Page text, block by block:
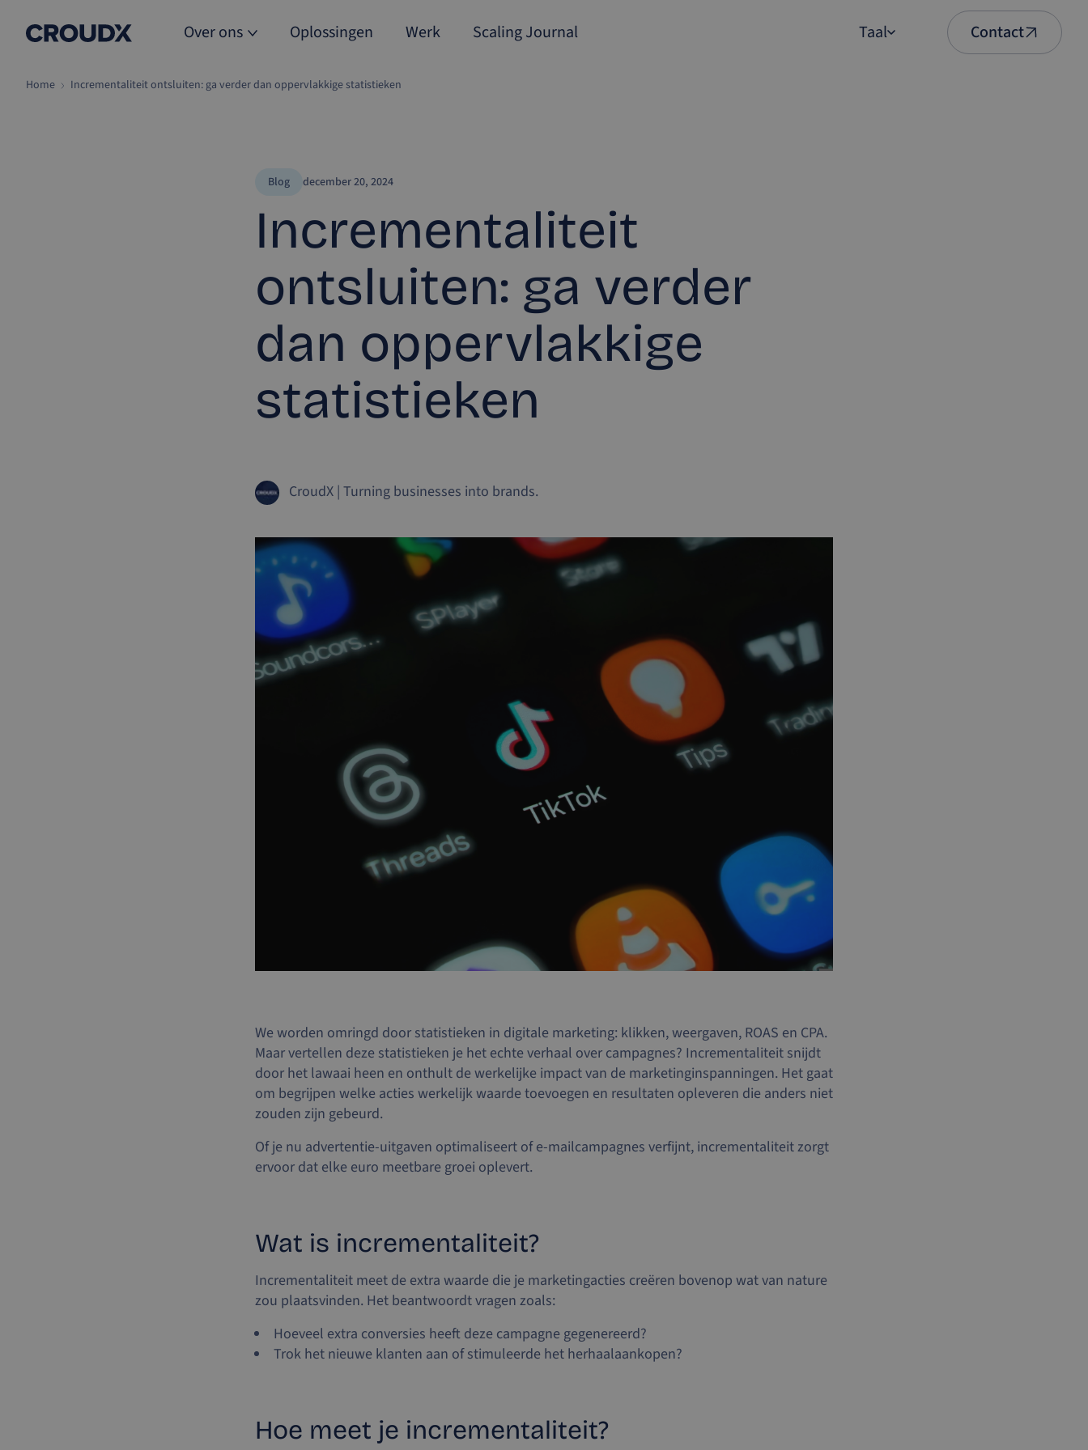
Over ons Oplossingen Werk Scaling Journal Taal Contact
Home Incrementaliteit ontsluiten: ga verder dan oppervlakkige statistieken
Blog december 20, 2024
Incrementaliteit
ontsluiten: ga verder
dan oppervlakkige
statistieken
CroudX | Turning businesses into brands.
We worden omringd door statistieken in digitale marketing: klikken, weergaven, ROAS en CPA.
Maar vertellen deze statistieken je het echte verhaal over campagnes? Incrementaliteit snijdt
door het lawaai heen en onthult de werkelijke impact van de marketinginspanningen. Het gaat
om begrijpen welke acties werkelijk waarde toevoegen en resultaten opleveren die anders niet
zouden zijn gebeurd.
Of je nu advertentie-uitgaven optimaliseert of e-mailcampagnes verfijnt, incrementaliteit zorgt
ervoor dat elke euro meetbare groei oplevert.
Wat is incrementaliteit?
Incrementaliteit meet de extra waarde die je marketingacties creëren bovenop wat van nature
zou plaatsvinden. Het beantwoordt vragen zoals:
Hoeveel extra conversies heeft deze campagne gegenereerd?
Trok het nieuwe klanten aan of stimuleerde het herhaalaankopen?
Hoe meet je incrementaliteit?